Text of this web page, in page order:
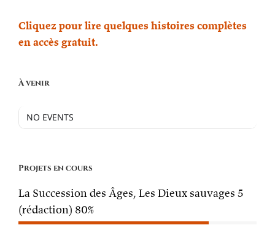
Cliquez pour lire quelques histoires complètes
en accès gratuit.
À venir
NO EVENTS
Projets en cours
La Succession des Âges, Les Dieux sauvages 5
(rédaction) 80%